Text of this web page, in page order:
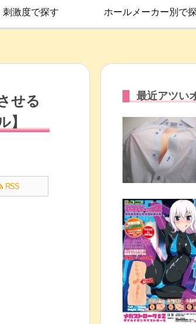
刺激度で探す ホールメーカー別で
せる
RSS
最近アツい